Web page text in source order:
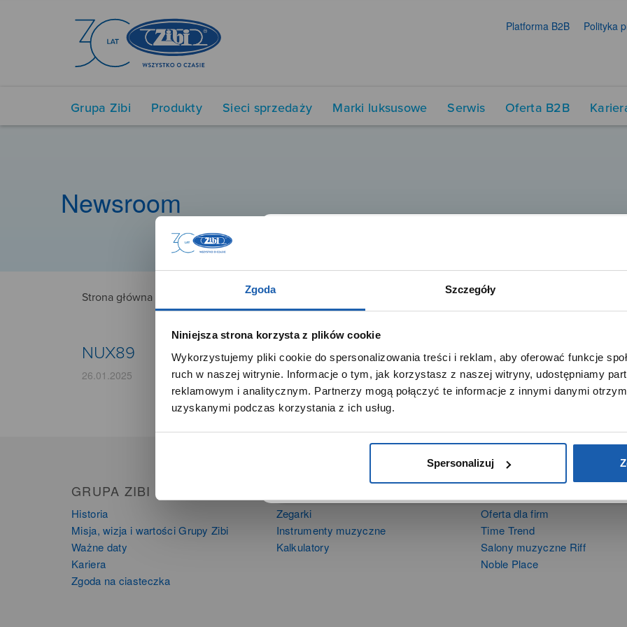
Zgoda Szczegóły
Niniejsza strona korzysta z plików cookie
Wykorzystujemy pliki cookie do spersonalizowania treści i reklam, aby oferować funkcje
ruch w naszej witrynie. Informacje o tym, jak korzystasz z naszej witryny, udostępniamy
reklamowym i analitycznym. Partnerzy mogą połączyć te informacje z innymi danymi
uzyskanymi podczas korzystania z ich usług.
Spersonalizuj
Platforma B2B Polityka
Grupa Zibi Produkty Sieci sprzedaży Marki luksusowe Serwis Oferta B2B
Newsroom
Strona główna
NUX89
26.01.2025
GRUPA ZIBI
Historia
Misja, wizja i wartości Grupy Zibi
Ważne daty
Kariera
Zgoda na ciasteczka
Zegarki
Instrumenty muzyczne
Kalkulatory
Oferta dla firm
Time Trend
Salony muzyczne Riff
Noble Place
SZANOWNA UŻYTKOWNICZKO
Używamy plików cookie w celach analitycznych, statystycznych
marketingowych, w tym aby analizować ruch w tej witrynie,
optymalizować jej działanie oraz zapamiętywać Twoje preferencje.
DOWIEDZ SIĘ WIĘCEJ PRZEJDŹ DO SERWISU